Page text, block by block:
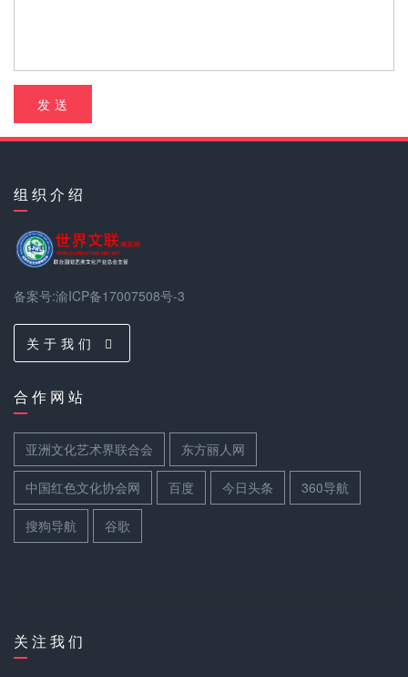
发 送
组 织 介 绍
备案号:渝ICP备17007508号-3
关 于 我 们
合 作 网 站
亚洲文化艺术界联合会 东方丽人网
中国红色文化协会网 百度 今日头条 360导航
搜狗导航 谷歌
关 注 我 们